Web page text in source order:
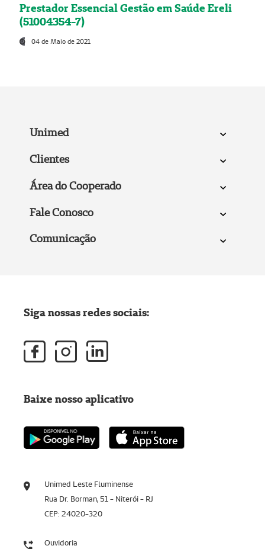
Prestador Essencial Gestão em Saúde Ereli
(51004354-7)
04 de Maio de 2021
Unimed
Clientes
Área do Cooperado
Fale Conosco
Comunicação
Unimed Leste Fluminense
Rua Dr. Borman, 51 - Niterói - RJ
CEP: 24020-320
Ouvidoria
Siga nossas redes sociais:
Baixe nosso aplicativo